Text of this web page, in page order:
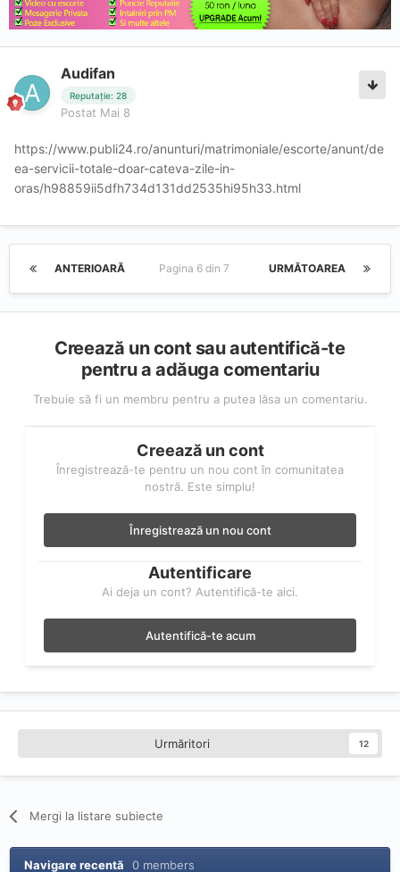
Audifan
Reputație: 28
Postat Mai 8
https://www.publi24.ro/anunturi/matrimoniale/escorte/anunt/de
ea-servicii-totale-doar-cateva-zile-in-
oras/h98859ii5dfh734d131dd2535hi95h33.html
ANTERIOARĂ URMĂTOAREA
Pagina 6 din 7
Creează un cont sau autentifică-te
pentru a adăuga comentariu
Trebuie să fi un membru pentru a putea lăsa un comentariu.
Creează un cont
Înregistrează-te pentru un nou cont în comunitatea
nostră. Este simplu!
Înregistrează un nou cont
Autentificare
Ai deja un cont? Autentifică-te aici.
Autentifică-te acum
Urmăritori 12
Mergi la listare subiecte
Navigare recentă 0 members